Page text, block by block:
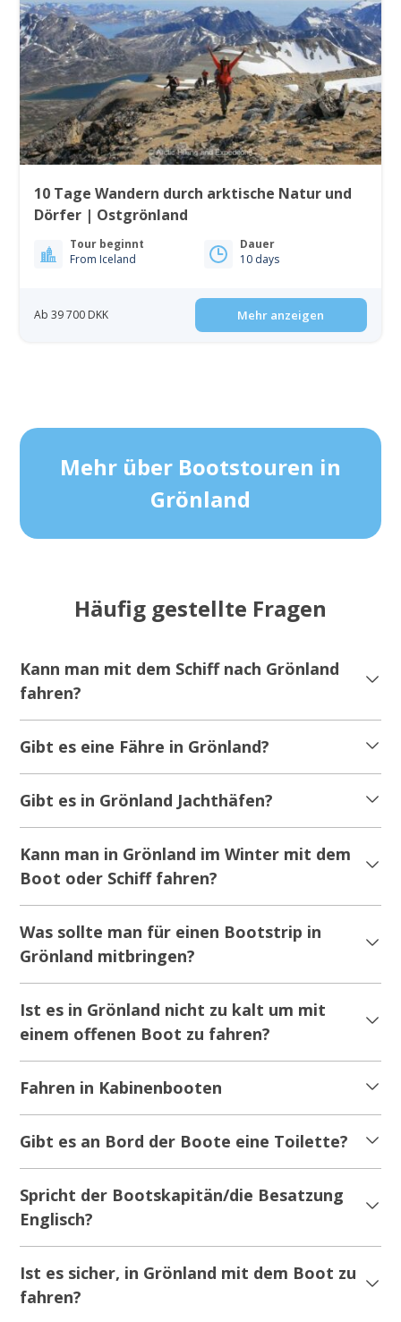
10 Tage Wandern durch arktische Natur und
Dörfer | Ostgrönland
Tour beginnt
From Iceland
Dauer
10 days
Ab 39 700 DKK Mehr anzeigen
Mehr über Bootstouren in
Grönland
Häufig gestellte Fragen
Kann man mit dem Schiff nach Grönland
fahren?
Gibt es eine Fähre in Grönland?
Gibt es in Grönland Jachthäfen?
Kann man in Grönland im Winter mit dem
Boot oder Schiff fahren?
Was sollte man für einen Bootstrip in
Grönland mitbringen?
Ist es in Grönland nicht zu kalt um mit
einem offenen Boot zu fahren?
Fahren in Kabinenbooten
Gibt es an Bord der Boote eine Toilette?
Spricht der Bootskapitän/die Besatzung
Englisch?
Ist es sicher, in Grönland mit dem Boot zu
fahren?